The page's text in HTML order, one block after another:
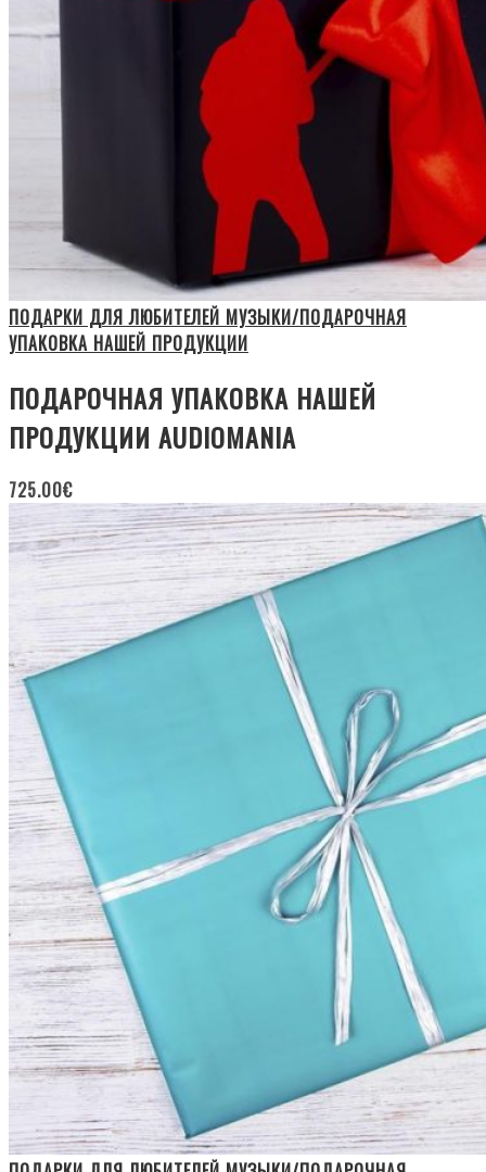
ПОДАРКИ ДЛЯ ЛЮБИТЕЛЕЙ МУЗЫКИ/ПОДАРОЧНАЯ
УПАКОВКА НАШЕЙ ПРОДУКЦИИ
ПОДАРОЧНАЯ УПАКОВКА НАШЕЙ
ПРОДУКЦИИ AUDIOMANIA
725.00€